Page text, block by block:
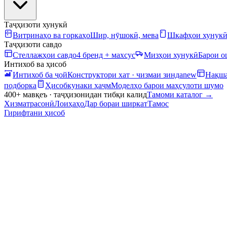
Таҷҳизоти хунукӣ
Витринаҳо ва горкаҳоШир, нӯшокӣ, мева Шкафҳои хунукӣ
Таҷҳизоти савдо
Стеллажҳои савдо4 бренд + махсус Мизҳои хунукӣБарои
Интихоб ва ҳисоб
Интихоб ба ҷойКонструктори хат · чизмаи зиндаnew
подборка
Ҳисобкунаки ҳаҷмМоделҳо барои маҳсулоти шумо
400+ мавқеъ · таҷҳизонидан тибқи калидТамоми каталог →
ХизматрасонӣЛоиҳаҳоДар бораи ширкатТамос
Гирифтани ҳисоб